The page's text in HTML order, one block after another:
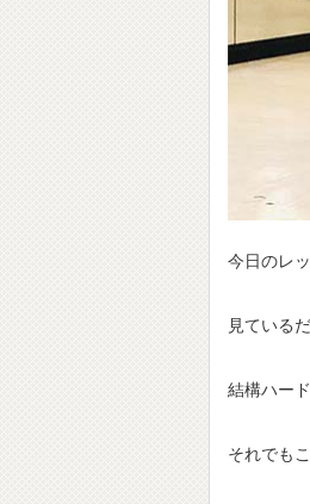
今日のレ
見ている
結構ハー
それでも